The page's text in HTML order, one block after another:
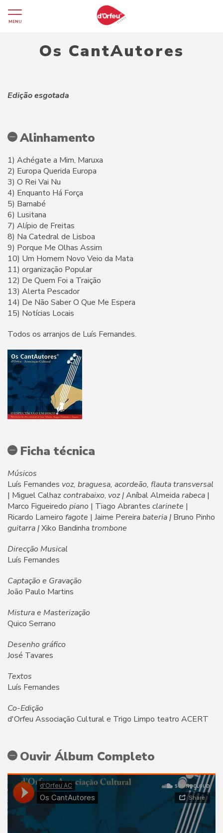
MENU
Os CantAutores
Edição esgotada
Alinhamento
1) Achégate a Mim, Maruxa
2) Europa Querida Europa
3) O Rei Vai Nu
4) Enquanto Há Força
5) Barnabé
6) Lusitana
7) Alípio de Freitas
8) Na Catedral de Lisboa
9) Porque Me Olhas Assim
10) Um Homem Novo Veio da Mata
11) organização Popular
12) De Quem Foi a Traição
13) Alerta Pescador
14) De Não Saber O Que Me Espera
15) Notícias Locais
Todos os arranjos de Luís Fernandes.
Ficha técnica
Músicos
Luís Fernandes voz, braguesa, acordeão, flauta transversal
| Miguel Calhaz contrabaixo, voz |Aníbal Almeida rabeca |
Marco Figueiredo piano | Tiago Abrantes clarinete |
Ricardo Lameiro fagote | Jaime Pereira bateria | Bruno Pinho
guitarra |Xiko Bandinha trombone
Direcção Musical
Luís Fernandes
Captação e Gravação
João Paulo Martins
Mistura e Masterização
Quico Serrano
Desenho gráfico
José Tavares
Textos
Luís Fernandes
Co-Edição
d'Orfeu Associação Cultural e Trigo Limpo teatro ACERT
Ouvir Álbum Completo